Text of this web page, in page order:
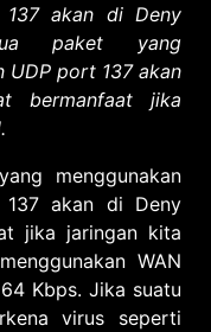
akan di Deny
paket yang
UDP port 137 akan
bermanfaat jika
menggunakan
akan di Deny
jika jaringan kita
WAN
Kbps. Jika suatu
virus seperti